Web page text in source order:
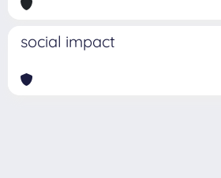
social impact